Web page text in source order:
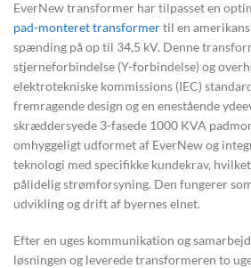
EverNew transformer har tilpasset en
pad-monteret transformertil en
spænding på op til 34,5 kV. Denne
stjerneforbindelse (Y-forbindelse) og
elektrotekniske kommissions (IEC)
fremragende design og en enestående
skræddersyede 3-fasede 1000 KVA
omhyggeligt udformet af EverNew og
teknologi med specifikke kundekrav,
pålidelig strømforsyning. Den fungerer
udvikling og drift af byernes elnet.
Efter en uges kommunikation og
løsningen og leverede transformeren to